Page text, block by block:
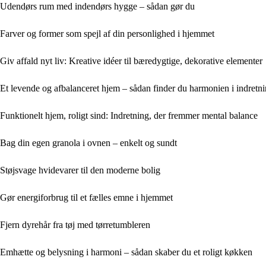
Udendørs rum med indendørs hygge – sådan gør du
Farver og former som spejl af din personlighed i hjemmet
Giv affald nyt liv: Kreative idéer til bæredygtige, dekorative elementer
Et levende og afbalanceret hjem – sådan finder du harmonien i
Funktionelt hjem, roligt sind: Indretning, der fremmer mental balance
Bag din egen granola i ovnen – enkelt og sundt
Støjsvage hvidevarer til den moderne bolig
Gør energiforbrug til et fælles emne i hjemmet
Fjern dyrehår fra tøj med tørretumbleren
Emhætte og belysning i harmoni – sådan skaber du et roligt køkken